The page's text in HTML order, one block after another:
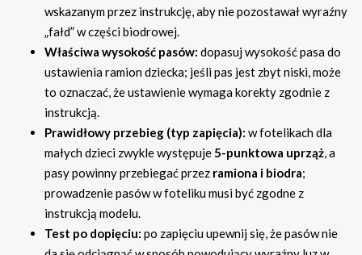
wskazanym przez instrukcję, aby nie pozostawał wyraźny
„fałd” w części biodrowej.
Właściwa wysokość pasów: dopasuj wysokość pasa do
ustawienia ramion dziecka; jeśli pas jest zbyt niski, może
to oznaczać, że ustawienie wymaga korekty zgodnie z
instrukcją.
Prawidłowy przebieg (typ zapięcia): w fotelikach dla
małych dzieci zwykle występuje5-punktowa uprząż, a
pasy powinny przebiegać przez ramiona i biodra;
prowadzenie pasów w foteliku musi być zgodne z
instrukcją modelu.
Test po dopięciu: po zapięciu upewnij się, że pasów nie